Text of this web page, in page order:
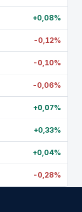
+0,08%
-0,12%
-0,10%
-0,06%
+0,07%
+0,33%
+0,04%
-0,28%